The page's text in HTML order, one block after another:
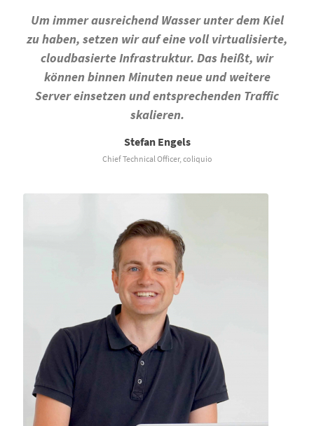
Um immer ausreichend Wasser unter dem Kiel
zu haben, setzen wir auf eine voll virtualisierte,
cloudbasierte Infrastruktur. Das heißt, wir
können binnen Minuten neue und weitere
Server einsetzen und entsprechenden Traffic
skalieren.
Stefan Engels
Chief Technical Officer, coliquio